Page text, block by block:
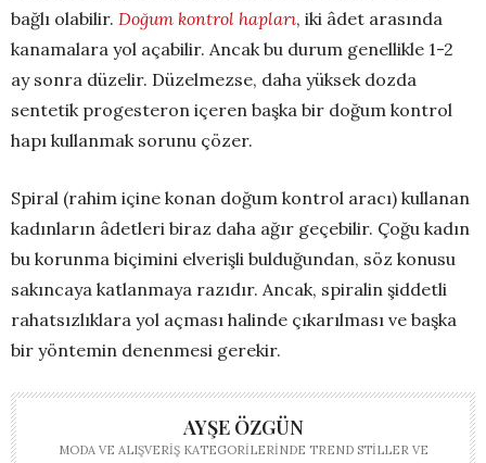
bağlı olabilir. Doğum kontrol hapları, iki âdet arasında
kanamalara yol açabilir. Ancak bu durum genellikle 1-2
ay sonra düzelir. Düzelmezse, daha yüksek dozda
sentetik progesteron içeren başka bir doğum kontrol
hapı kullanmak sorunu çözer.
Spiral (rahim içine konan doğum kontrol aracı) kullanan
kadınların âdetleri biraz daha ağır geçebilir. Çoğu kadın
bu korunma biçimini elverişli bulduğundan, söz konusu
sakıncaya katlanmaya razıdır. Ancak, spiralin şiddetli
rahatsızlıklara yol açması halinde çıkarılması ve başka
bir yöntemin denenmesi gerekir.
AYŞE ÖZGÜN
MODA VE ALIŞVERIŞ KATEGORILERINDE TREND STILLER VE